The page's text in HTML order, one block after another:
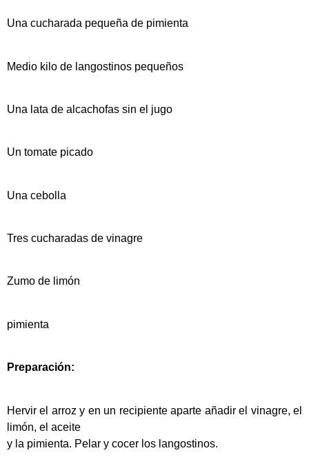
Una cucharada pequeña de pimienta
Medio kilo de langostinos pequeños
Una lata de alcachofas sin el jugo
Un tomate picado
Una cebolla
Tres cucharadas de vinagre
Zumo de limón
pimienta
Preparación:
Hervir el arroz y en un recipiente aparte añadir el vinagre, el
limón, el aceite
y la pimienta. Pelar y cocer los langostinos.